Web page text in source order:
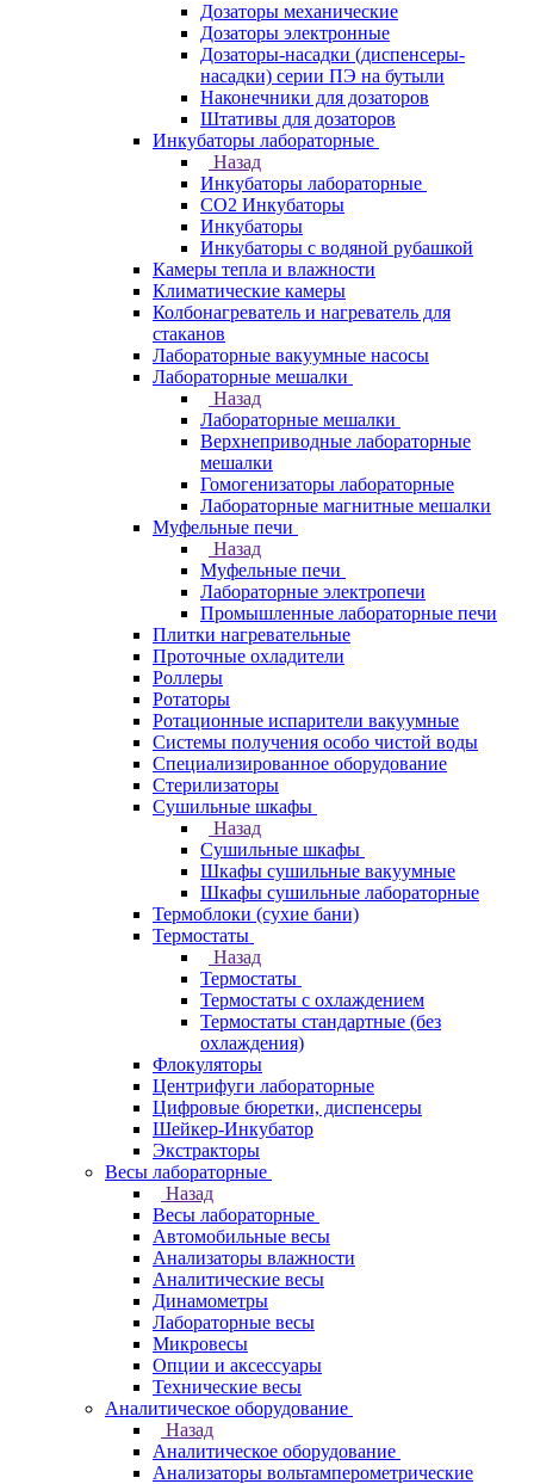
Дозаторы механические
Дозаторы электронные
Дозаторы-насадки (диспенсеры-
насадки) серии ПЭ на бутыли
Наконечники для дозаторов
Штативы для дозаторов
Инкубаторы лабораторные
Назад
Инкубаторы лабораторные
CO2 Инкубаторы
Инкубаторы
Инкубаторы с водяной рубашкой
Камеры тепла и влажности
Климатические камеры
Колбонагреватель и нагреватель для
стаканов
Лабораторные вакуумные насосы
Лабораторные мешалки
Назад
Лабораторные мешалки
Верхнеприводные лабораторные
мешалки
Гомогенизаторы лабораторные
Лабораторные магнитные мешалки
Муфельные печи
Назад
Муфельные печи
Лабораторные электропечи
Промышленные лабораторные печи
Плитки нагревательные
Проточные охладители
Роллеры
Ротаторы
Ротационные испарители вакуумные
Системы получения особо чистой воды
Специализированное оборудование
Стерилизаторы
Сушильные шкафы
Назад
Сушильные шкафы
Шкафы сушильные вакуумные
Шкафы сушильные лабораторные
Термоблоки (сухие бани)
Термостаты
Назад
Термостаты
Термостаты с охлаждением
Термостаты стандартные (без
охлаждения)
Флокуляторы
Центрифуги лабораторные
Цифровые бюретки, диспенсеры
Шейкер-Инкубатор
Экстракторы
Весы лабораторные
Назад
Весы лабораторные
Автомобильные весы
Анализаторы влажности
Аналитические весы
Динамометры
Лабораторные весы
Микровесы
Опции и аксессуары
Технические весы
Аналитическое оборудование
Назад
Аналитическое оборудование
Анализаторы вольтамперометрические